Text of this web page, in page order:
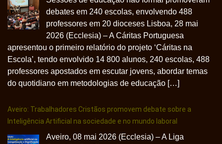
debates em 240 escolas, envolvendo 488
professores em 20 dioceses Lisboa, 28 mai
2026 (Ecclesia) – A Cáritas Portuguesa
apresentou o primeiro relatório do projeto ‘Cáritas na
Escola’, tendo envolvido 14 800 alunos, 240 escolas, 488
professores apostados em escutar jovens, abordar temas
do quotidiano em metodologias de educação […]
Aveiro: Trabalhadores Cristãos promovem debate sobre a
Inteligência Artificial na sociedade e no mundo laboral
Aveiro, 08 mai 2026 (Ecclesia) – A Liga